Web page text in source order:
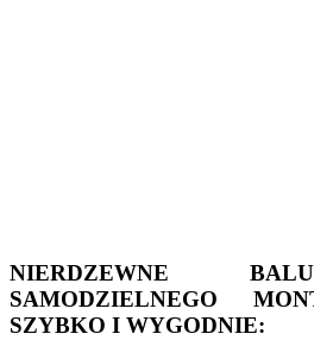
NIERDZEWNE
SAMODZIELNEGO
SZYBKO I WYGODNIE: